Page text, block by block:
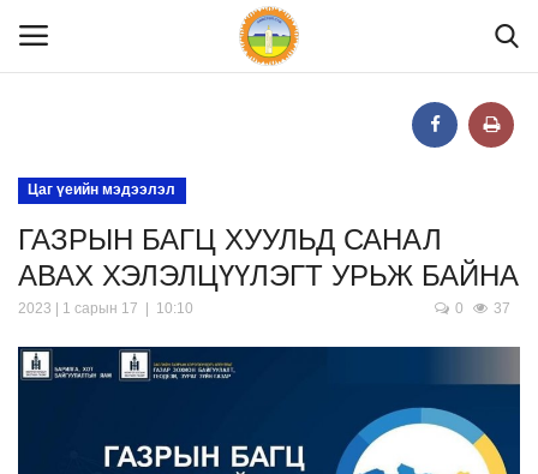
Танилцуулга
МЭДЭЭЛЭЛ
ХУУЛЬ ЭРХ ЗҮЙ
Шилэн данс
Цаг үеийн мэдээлэл
ГАЗРЫН БАГЦ ХУУЛЬД САНАЛ
АВАХ ХЭЛЭЛЦҮҮЛЭГТ УРЬЖ БАЙНА
2023 | 1 сарын 17 | 10:10 0 37